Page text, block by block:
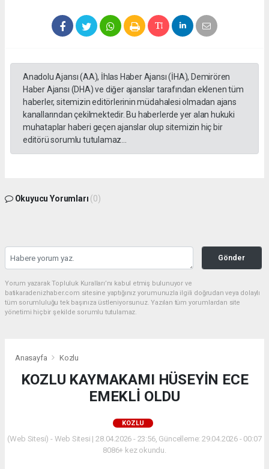
Anadolu Ajansı (AA), İhlas Haber Ajansı (İHA), Demirören
Haber Ajansı (DHA) ve diğer ajanslar tarafından eklenen tüm
haberler, sitemizin editörlerinin müdahalesi olmadan ajans
kanallarından çekilmektedir. Bu haberlerde yer alan hukuki
muhataplar haberi geçen ajanslar olup sitemizin hiç bir
editörü sorumlu tutulamaz...
Okuyucu Yorumları (0)
Gönder
Yorum yazarak Topluluk Kuralları’nı kabul etmiş bulunuyor ve
batikaradenizhaber.com sitesine yaptığınız yorumunuzla ilgili doğrudan veya dolaylı
tüm sorumluluğu tek başınıza üstleniyorsunuz. Yazılan tüm yorumlardan site
yönetimi hiçbir şekilde sorumlu tutulamaz.
Anasayfa Kozlu
KOZLU KAYMAKAMI HÜSEYİN ECE
EMEKLİ OLDU
KOZLU
(Web Sitesi) - Web Sitesi | 28.04.2026 - 23:56, Güncelleme: 29.04.2026 - 00:07
8086+ kez okundu.